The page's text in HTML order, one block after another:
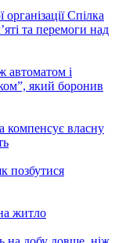
Спілка
та перемоги над
автоматом і
який боронив
компенсує власну
позбутися
житло